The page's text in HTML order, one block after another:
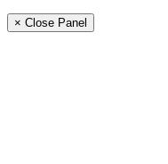
× Close Panel